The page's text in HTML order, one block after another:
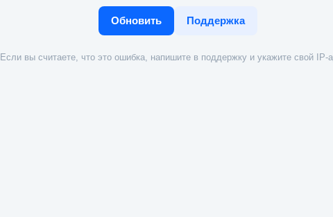
Обновить Поддержка
Если вы считаете, что это ошибка, напишите в поддержку и укажите свой IP-